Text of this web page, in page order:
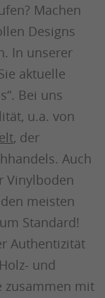
Machen
Designs
In unserer
aktuelle
Bei uns
u.a. von
, der
Auch
Vinylboden
meisten
Standard!
Authentizität
und
zusammen mit